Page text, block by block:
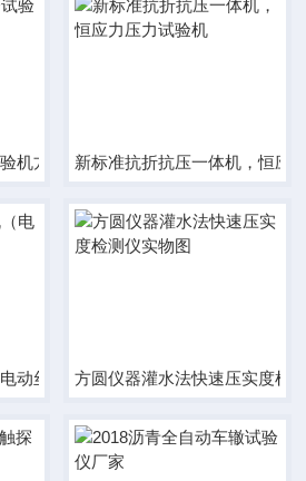
机方远仪器新标准抗折抗压一体机，恒应
动丝杠）方圆仪器灌水法快速压实度检